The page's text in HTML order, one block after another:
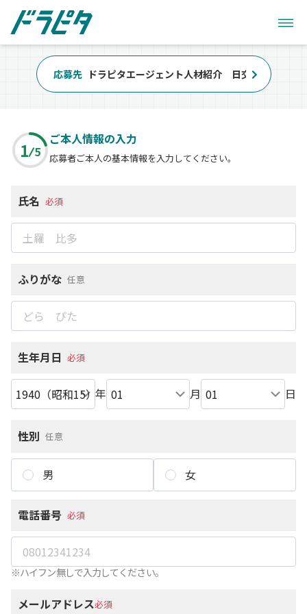
応募先 ドラピタエージェント人材紹介 日交ひかり株式
1 5
ご本人情報の入力
応募者ご本人の基本情報を入力してください。
氏名 必須
ふりがな 任意
生年月日 必須
年 月 日
性別 任意
男 女
電話番号 必須
※ハイフン無しで入力してください。
メールアドレス必須